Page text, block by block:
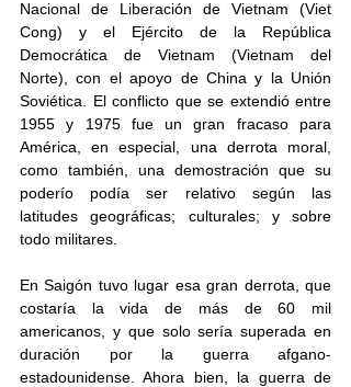
Nacional de Liberación de Vietnam (Viet
Cong) y el Ejército de la República
Democrática de Vietnam (Vietnam del
Norte), con el apoyo de China y la Unión
Soviética. El conflicto que se extendió entre
1955 y 1975 fue un gran fracaso para
América, en especial, una derrota moral,
como también, una demostración que su
poderío podía ser relativo según las
latitudes geográficas; culturales; y sobre
todo militares.
En Saigón tuvo lugar esa gran derrota, que
costaría la vida de más de 60 mil
americanos, y que solo sería superada en
duración por la guerra afgano-
estadounidense. Ahora bien, la guerra de